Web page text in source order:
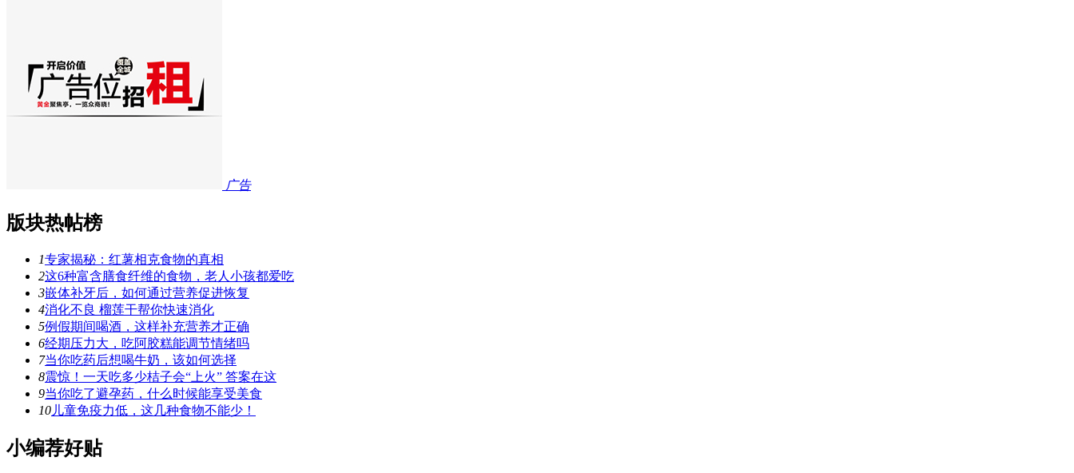
广告
版块热帖榜
1专家揭秘：红薯相克食物的真相
2这6种富含膳食纤维的食物，老人小孩都爱吃
3嵌体补牙后，如何通过营养促进恢复
4消化不良 榴莲干帮你快速消化
5例假期间喝酒，这样补充营养才正确
6经期压力大，吃阿胶糕能调节情绪吗
7当你吃药后想喝牛奶，该如何选择
8震惊！一天吃多少桔子会“上火” 答案在这
9当你吃了避孕药，什么时候能享受美食
10 儿童免疫力低，这几种食物不能少！
小编荐好贴